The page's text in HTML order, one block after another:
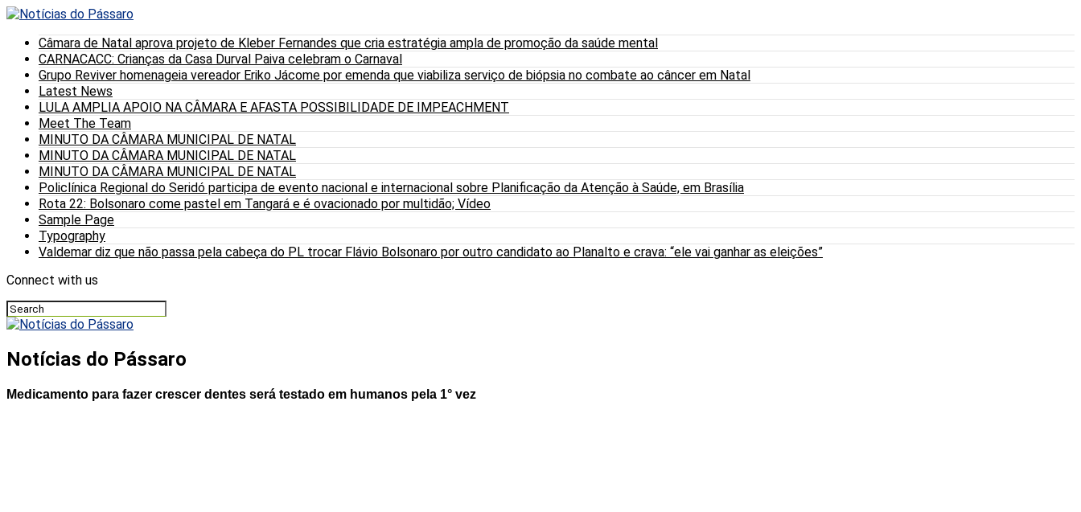
Câmara de Natal aprova projeto de Kleber Fernandes que cria estratégia ampla de promoção da saúde mental
CARNACACC: Crianças da Casa Durval Paiva celebram o Carnaval
Grupo Reviver homenageia vereador Eriko Jácome por emenda que viabiliza serviço de biópsia no combate ao câncer em Natal
Latest News
LULA AMPLIA APOIO NA CÂMARA E AFASTA POSSIBILIDADE DE IMPEACHMENT
Meet The Team
MINUTO DA CÂMARA MUNICIPAL DE NATAL
MINUTO DA CÂMARA MUNICIPAL DE NATAL
MINUTO DA CÂMARA MUNICIPAL DE NATAL
Policlínica Regional do Seridó participa de evento nacional e internacional sobre Planificação da Atenção à Saúde, em Brasília
Rota 22: Bolsonaro come pastel em Tangará e é ovacionado por multidão; Vídeo
Sample Page
Typography
Valdemar diz que não passa pela cabeça do PL trocar Flávio Bolsonaro por outro candidato ao Planalto e crava: “ele vai ganhar as eleições”
Connect with us
Notícias do Pássaro
Medicamento para fazer crescer dentes será testado em humanos pela 1° vez